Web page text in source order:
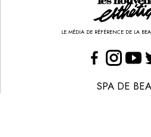
LE MÉDIA DE RÉFÉRENCE DE LA
SPA DE